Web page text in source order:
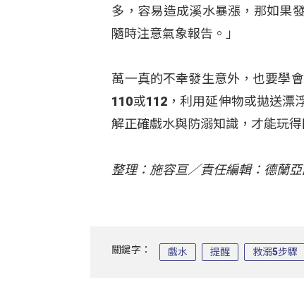
多，容易造成溪水暴漲，那如果
隨時注意氣象報告。」
萬一真的不幸發生意外，也要學
110或112，利用延伸物或拋送漂
解正確戲水與防溺知識，才能玩得
整理：施容亘／責任編輯：德蘭
關鍵字： 戲水 提醒 救溺5步驟